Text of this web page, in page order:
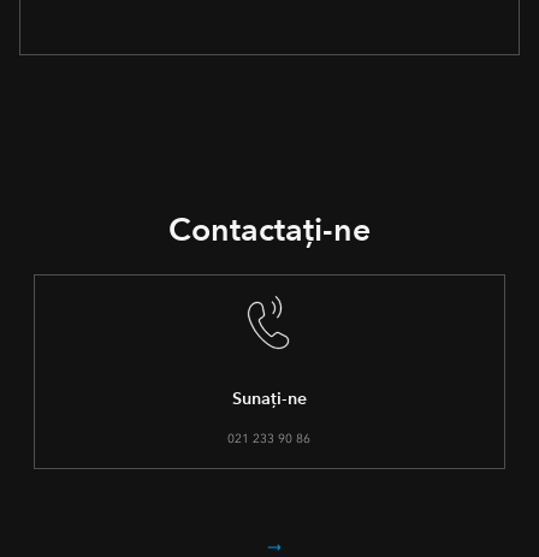
Contactați-ne
Sunați-ne
021 233 90 86